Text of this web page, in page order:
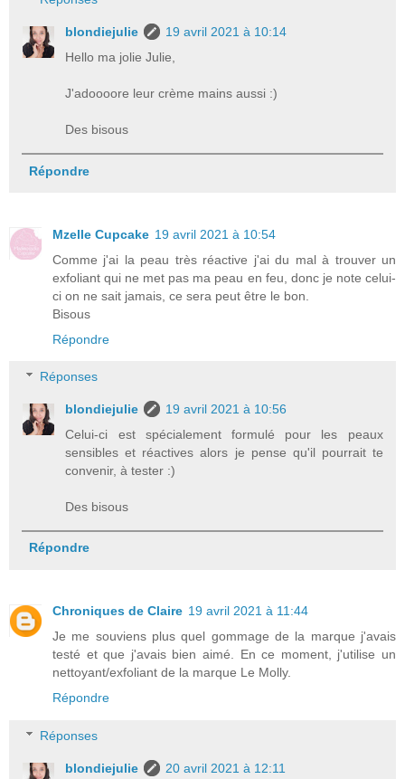
blondiejulie
19 avril 2021 à 10:14
Hello ma jolie Julie,
J'adoooore leur crème mains aussi :)
Des bisous
Répondre
Mzelle Cupcake 19 avril 2021 à 10:54
Comme j'ai la peau très réactive j'ai du mal à trouver un
exfoliant qui ne met pas ma peau en feu, donc je note celui-
ci on ne sait jamais, ce sera peut être le bon.
Bisous
Répondre
Réponses
blondiejulie
19 avril 2021 à 10:56
Celui-ci est spécialement formulé pour les peaux
sensibles et réactives alors je pense qu'il pourrait te
convenir, à tester :)
Des bisous
Répondre
Chroniques de Claire 19 avril 2021 à 11:44
Je me souviens plus quel gommage de la marque j'avais
testé et que j'avais bien aimé. En ce moment, j'utilise un
nettoyant/exfoliant de la marque Le Molly.
Répondre
Réponses
blondiejulie
20 avril 2021 à 12:11